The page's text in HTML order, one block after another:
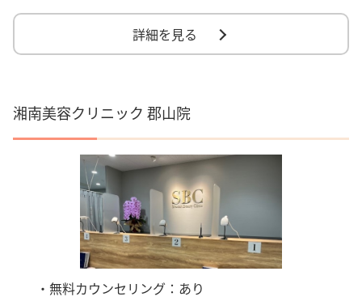
詳細を見る
湘南美容クリニック 郡山院
・無料カウンセリング：あり